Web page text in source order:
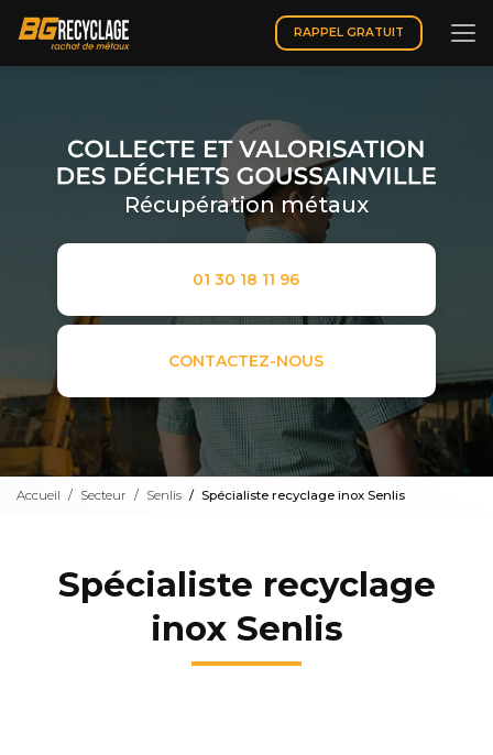
contenu
principal
RAPPEL GRATUIT
Récupération métaux
01 30 18 11 96
CONTACTEZ-NOUS
Accueil Secteur Senlis Spécialiste recyclage inox Senlis
Spécialiste recyclage
inox Senlis